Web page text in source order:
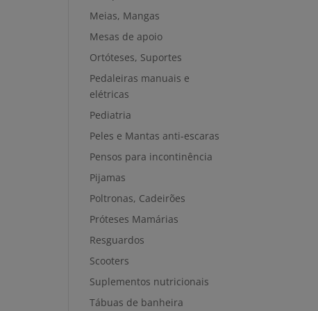
Meias, Mangas
Mesas de apoio
Ortóteses, Suportes
Pedaleiras manuais e
elétricas
Pediatria
Peles e Mantas anti-escaras
Pensos para incontinência
Pijamas
Poltronas, Cadeirões
Próteses Mamárias
Resguardos
Scooters
Suplementos nutricionais
Tábuas de banheira